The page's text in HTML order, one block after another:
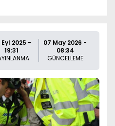
Eyl 2025 -
19:31
07 May 2026 -
08:34
GÜNCELLEME